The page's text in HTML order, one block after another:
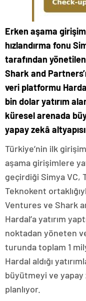
Erken aşama
hızlandırma fonu
tarafından
Shark and
veri platformu
bin dolar yatırım
küresel arenada
yapay zekâ
Türkiye’nin ilk
aşama girişimlere
geçirdiği Simya VC,
Teknokent
Ventures ve Shark
Hardal’a yatırım
noktadan yöneten
turunda toplam 1
Hardal aldığı
büyütmeyi ve yapay
planlıyor.